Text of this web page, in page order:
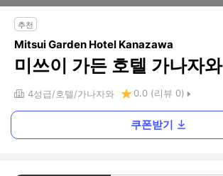
추천
Mitsui Garden Hotel Kanazawa
미쓰이 가든 호텔 가나자와
4성급 호텔 가나자와 0.0 (리뷰 0)
쿠폰받기